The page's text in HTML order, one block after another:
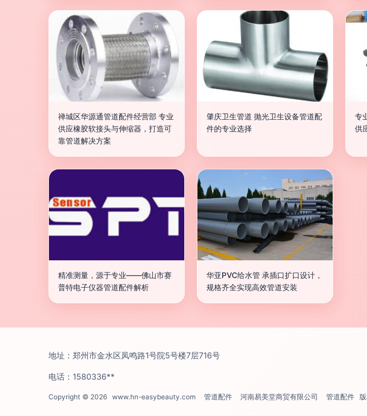
禅城区华源通管道配件经营部 专业
供应橡胶软接头与伸缩器，打造可
靠管道解决方案
肇庆卫生管道 抛光卫生设备管道配
件的专业选择
专
供
精准测量，源于专业——佛山市赛
普特电子仪器管道配件解析
华亚PVC给水管 承插口扩口设计，
规格齐全实现高效管道安装
地址：郑州市金水区凤鸣路1号院5号楼7层716号
电话：1580336**
Copyright © 2026 www.hn-easybeauty.com 管道配件 河南易美堂商贸有限公司 管道配件